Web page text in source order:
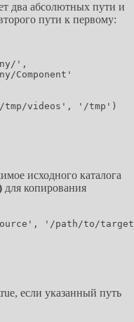
два абсолютных пути и
пути к первому:
',
Component'
tmp/videos', '/tmp')
исходного каталога
для копирования
'/path/to/
если указанный путь